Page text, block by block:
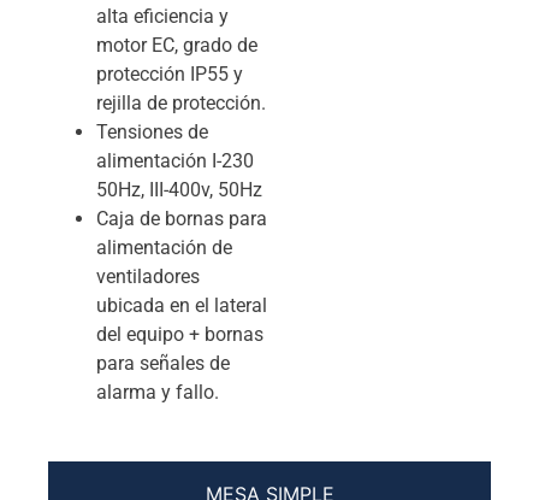
alta eficiencia y
motor EC, grado de
protección IP55 y
rejilla de protección.
Tensiones de
alimentación I-230
50Hz, III-400v, 50Hz
Caja de bornas para
alimentación de
ventiladores
ubicada en el lateral
del equipo + bornas
para señales de
alarma y fallo.
MESA SIMPLE